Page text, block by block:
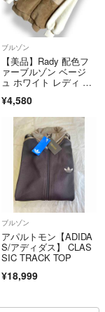
ブルゾン
【美品】Rady 配色フ
ァーブルゾン ベージ
ュ ホワイト レディ フ
ー ゆったり もこも
こ レディース【F】
¥4,580
ブルゾン
アパルトモン【ADIDA
S/アディダス】 CLAS
SIC TRACK TOP
¥18,999